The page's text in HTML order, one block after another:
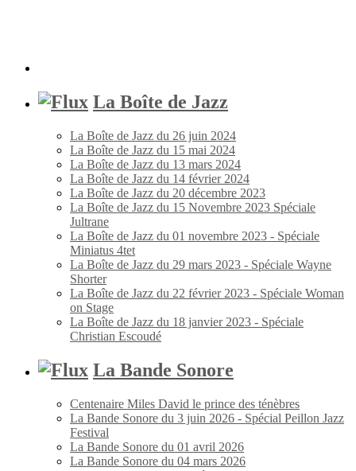
La Boîte de Jazz
La Boîte de Jazz du 26 juin 2024
La Boîte de Jazz du 15 mai 2024
La Boîte de Jazz du 13 mars 2024
La Boîte de Jazz du 14 février 2024
La Boîte de Jazz du 20 décembre 2023
La Boîte de Jazz du 15 Novembre 2023 Spéciale
Jultrane
La Boîte de Jazz du 01 novembre 2023 - Spéciale
Miniatus 4tet
La Boîte de Jazz du 29 mars 2023 - Spéciale Wayne
Shorter
La Boîte de Jazz du 22 février 2023 - Spéciale Woman
on Stage
La Boîte de Jazz du 18 janvier 2023 - Spéciale
Christian Escoudé
La Bande Sonore
Centenaire Miles David le prince des ténèbres
La Bande Sonore du 3 juin 2026 - Spécial Peillon Jazz
Festival
La Bande Sonore du 01 avril 2026
La Bande Sonore du 04 mars 2026